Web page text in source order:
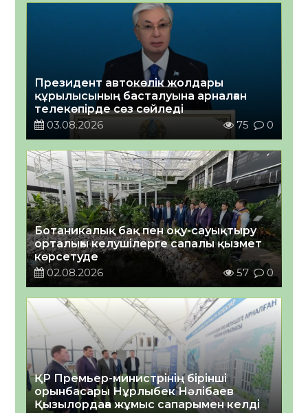
Президент автокөлік жолдары
құрылысының басталуына арналған
телекөпірде сөз сөйледі
03.08.2026
75 0
Ботаникалық бақ пен оқу-сауықтыру
орталығы келушілерге сапалы қызмет
көрсетуде
02.08.2026
57 0
ҚР Премьер-министрінің бірінші
орынбасары Нұрлыбек Нәлібаев
Қызылордаға жұмыс сапарымен келді